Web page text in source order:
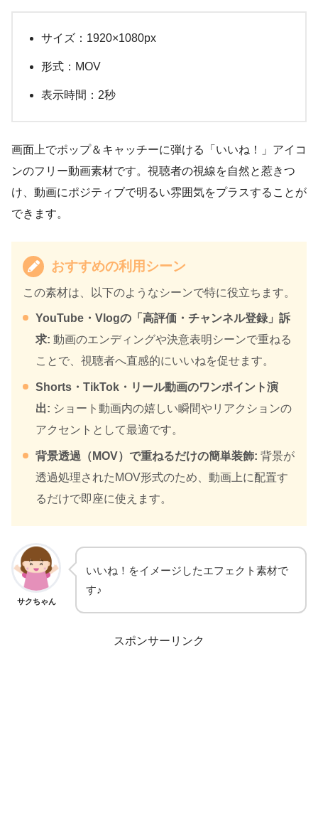
サイズ：1920×1080px
形式：MOV
表示時間：2秒
画面上でポップ＆キャッチーに弾ける「いいね！」アイコ
ンのフリー動画素材です。視聴者の視線を自然と惹きつ
け、動画にポジティブで明るい雰囲気をプラスすることが
できます。
おすすめの利用シーン
この素材は、以下のようなシーンで特に役立ちます。
YouTube・Vlogの「高評価・チャンネル登録」訴
求: 動画のエンディングや決意表明シーンで重ねる
ことで、視聴者へ直感的にいいねを促せます。
Shorts・TikTok・リール動画のワンポイント演
出: ショート動画内の嬉しい瞬間やリアクションの
アクセントとして最適です。
背景透過（MOV）で重ねるだけの簡単装飾: 背景が
透過処理されたMOV形式のため、動画上に配置す
るだけで即座に使えます。
サクちゃん
いいね！をイメージしたエフェクト素材で
す♪
スポンサーリンク